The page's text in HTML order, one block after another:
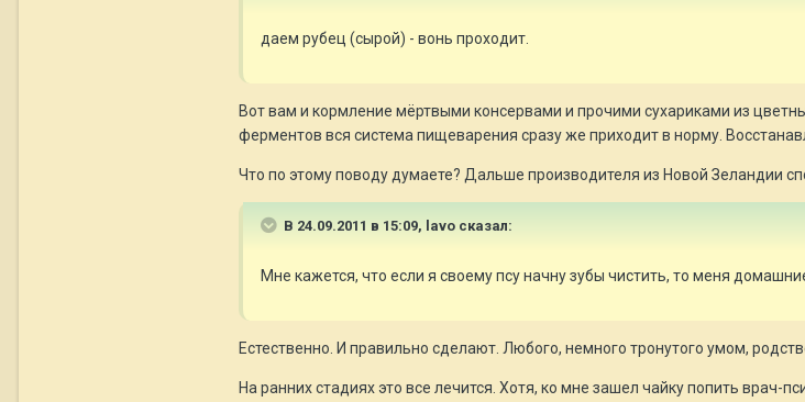
даем рубец (сырой) - вонь проходит.
Вот вам и кормление мёртвыми консервами и прочими сухариками из
ферментов вся система пищеварения сразу же приходит в норму.
Что по этому поводу думаете? Дальше производителя из Новой Зеландии
В 24.09.2011 в 15:09, lavo сказал:
Мне кажется, что если я своему псу начну зубы чистить, то меня
Естественно. И правильно сделают. Любого, немного тронутого умом,
На ранних стадиях это все лечится. Хотя, ко мне зашел чайку попить врач-